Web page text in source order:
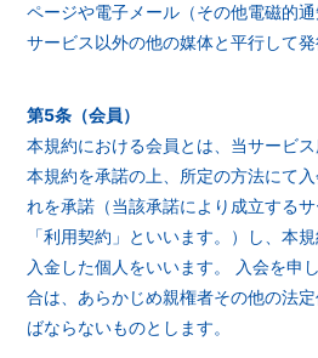
ページや電子メール（その他電磁的
サービス以外の他の媒体と平行して発
第5条（会員）
本規約における会員とは、当サービス
本規約を承諾の上、所定の方法にて
れを承諾（当該承諾により成立する
「利用契約」といいます。）し、本
入金した個人をいいます。 入会を申
合は、あらかじめ親権者その他の法
ばならないものとします。